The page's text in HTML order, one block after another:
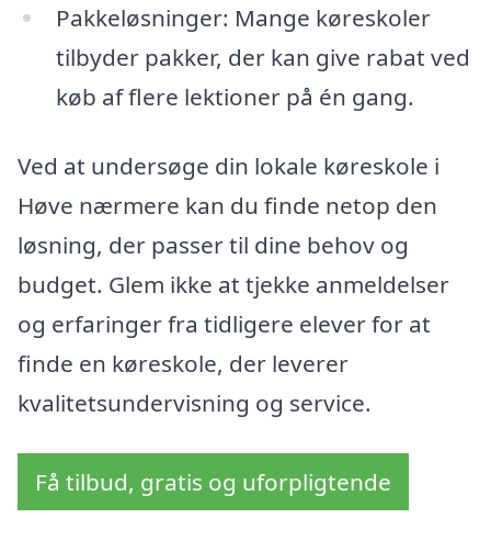
Pakkeløsninger: Mange køreskoler
tilbyder pakker, der kan give rabat ved
køb af flere lektioner på én gang.
Ved at undersøge din lokale køreskole i
Høve nærmere kan du finde netop den
løsning, der passer til dine behov og
budget. Glem ikke at tjekke anmeldelser
og erfaringer fra tidligere elever for at
finde en køreskole, der leverer
kvalitetsundervisning og service.
Få tilbud, gratis og uforpligtende